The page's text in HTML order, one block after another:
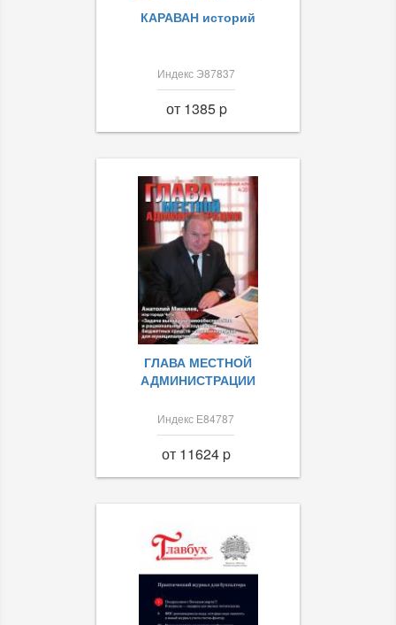
КАРАВАН историй
Индекс Э87837
от 1385 p
ГЛАВА МЕСТНОЙ
АДМИНИСТРАЦИИ
Индекс Е84787
от 11624 p